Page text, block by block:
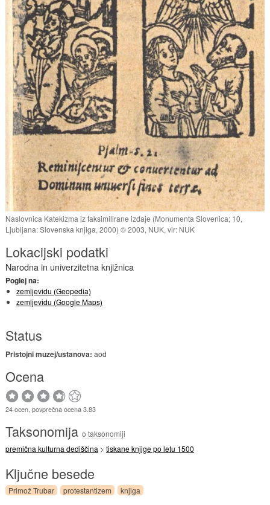
Naslovnica Katekizma iz faksimilirane izdaje (Monumenta Slovenica; 10,
Ljubljana: Slovenska knjiga, 2000) © 2003, NUK, vir: NUK
Lokacijski podatki
Narodna in univerzitetna knjižnica
Poglej na:
zemljevidu (Geopedia)
zemljevidu (Google Maps)
Status
Pristojni muzej/ustanova: aod
Ocena
24 ocen, povprečna ocena 3.83
Taksonomija o taksonomiji
premična kulturna dediščina> tiskane knjige po letu 1500
Ključne besede
Primož Trubar protestantizem knjiga